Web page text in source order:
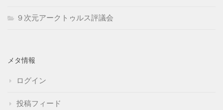
９次元アークトゥルス評議会
メタ情報
ログイン
投稿フィード